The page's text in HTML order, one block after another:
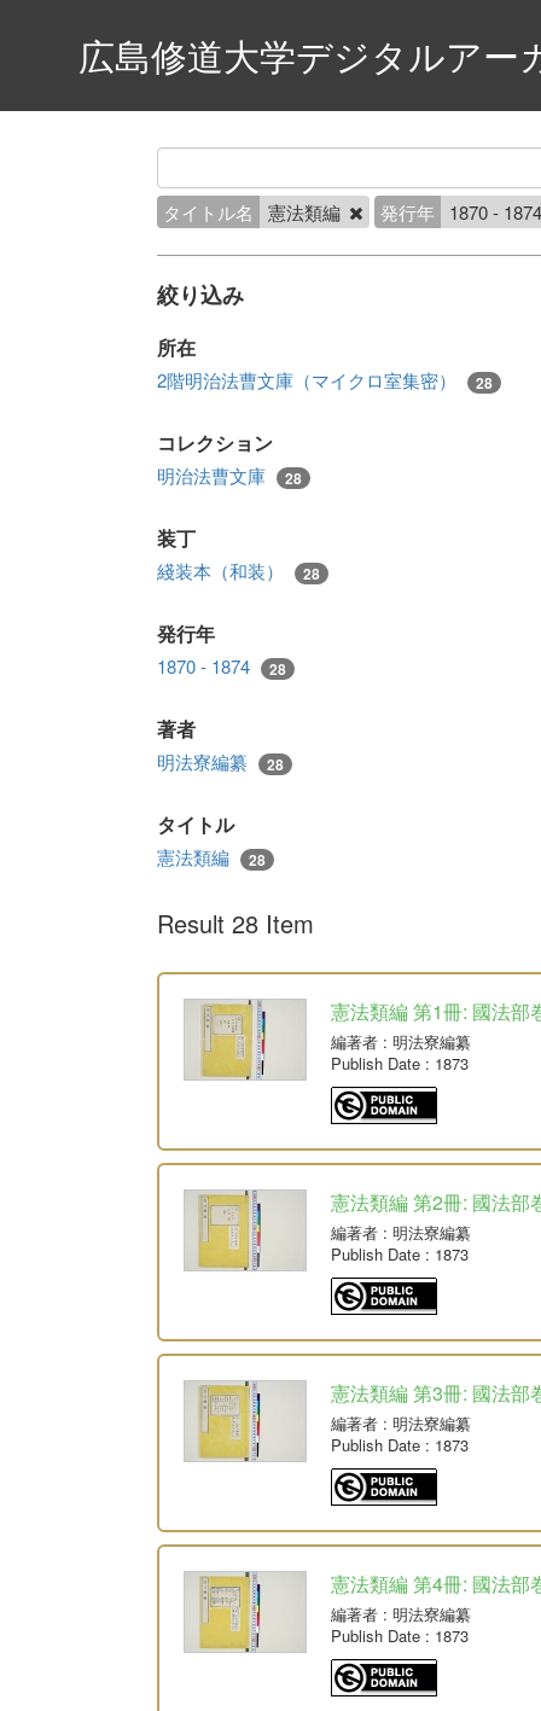
広島修道大学デジタルアー
タイトル名 憲法類編 発行年 1870 -
絞り込み
所在
2階明治法曹文庫（マイクロ室集密） 28
コレクション
明治法曹文庫 28
装丁
綫装本（和装） 28
発行年
1870 - 1874 28
著者
明法寮編纂 28
タイトル
憲法類編 28
Result 28 Item
憲法類編 第1冊: 國法部
編著者 : 明法寮編纂
Publish Date : 1873
憲法類編 第2冊: 國法部
編著者 : 明法寮編纂
Publish Date : 1873
憲法類編 第3冊: 國法部
編著者 : 明法寮編纂
Publish Date : 1873
憲法類編 第4冊: 國法部
編著者 : 明法寮編纂
Publish Date : 1873